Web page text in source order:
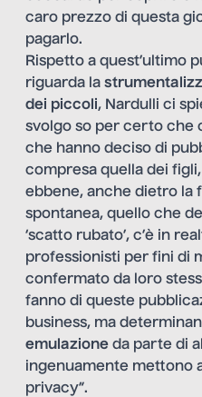
caro prezzo di questa
pagarlo.
Rispetto a quest’ultimo
riguarda la
dei piccoli, Nardulli ci
svolgo so per certo che
che hanno deciso di
compresa quella dei
ebbene, anche dietro la
spontanea, quello che
‘scatto rubato’, c’è in
professionisti per fini di
confermato da loro
fanno di queste
business, ma
emulazione da parte di
ingenuamente mettono
privacy”.